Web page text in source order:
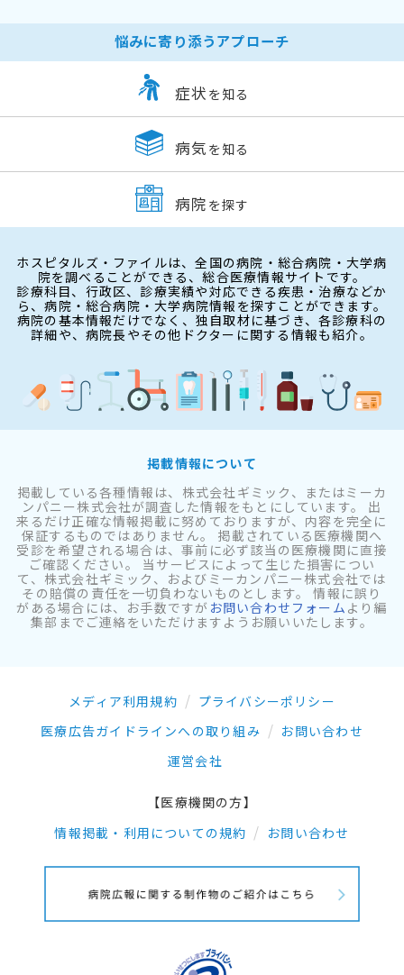
悩みに寄り添うアプローチ
症状 を知る
病気 を知る
病院 を探す
ホスピタルズ・ファイルは、全国の病院・総合病院・大学病
院を調べることができる、総合医療情報サイトです。
診療科目、行政区、診療実績や対応できる疾患・治療などか
ら、病院・総合病院・大学病院情報を探すことができます。
病院の基本情報だけでなく、独自取材に基づき、各診療科の
詳細や、病院長やその他ドクターに関する情報も紹介。
掲載情報について
掲載している各種情報は、株式会社ギミック、またはミーカ
ンパニー株式会社が調査した情報をもとにしています。 出
来るだけ正確な情報掲載に努めておりますが、内容を完全に
保証するものではありません。 掲載されている医療機関へ
受診を希望される場合は、事前に必ず該当の医療機関に直接
ご確認ください。 当サービスによって生じた損害につい
て、株式会社ギミック、およびミーカンパニー株式会社では
その賠償の責任を一切負わないものとします。 情報に誤り
がある場合には、お手数ですが お問い合わせフォーム より編
集部までご連絡をいただけますようお願いいたします。
メディア利用規約
プライバシーポリシー
医療広告ガイドラインへの取り組み
お問い合わせ
運営会社
【医療機関の方】
情報掲載・利用についての規約
お問い合わせ